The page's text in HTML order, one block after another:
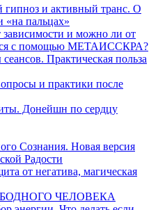
и активный транс. О
«на пальцах»
зависимости и можно ли от
с помощью МЕТАИССКРА?
Практическая польза
и практики после
Донейшн по сердцу
Сознания. Новая версия
Радости
от негатива, магическая
ЧЕЛОВЕКА